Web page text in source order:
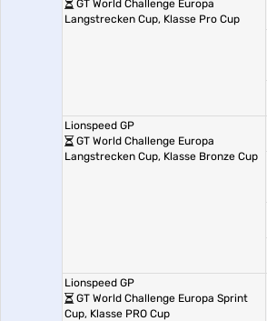
GT World Challenge Europa
Langstrecken Cup, Klasse Pro Cup
Lionspeed GP
GT World Challenge Europa
Langstrecken Cup, Klasse Bronze Cup
Lionspeed GP
GT World Challenge Europa Sprint
Cup, Klasse PRO Cup